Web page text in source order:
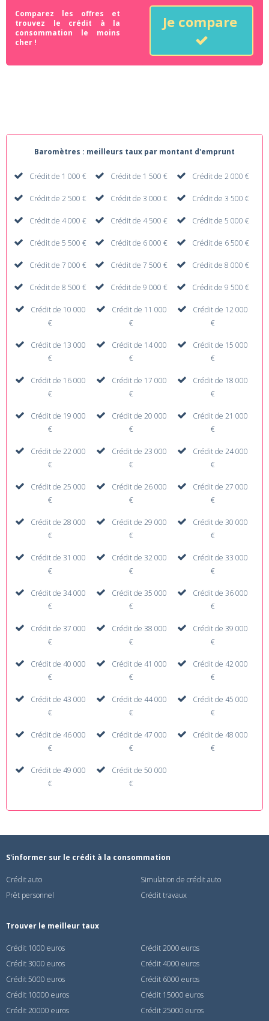
Comparez les offres et
trouvez le crédit à la
consommation le moins
cher !
Je compare
Baromètres : meilleurs taux par montant d'emprunt
Crédit de 1 000 € Crédit de 1 500 € Crédit de 2 000 €
Crédit de 2 500 € Crédit de 3 000 € Crédit de 3 500 €
Crédit de 4 000 € Crédit de 4 500 € Crédit de 5 000 €
Crédit de 5 500 € Crédit de 6 000 € Crédit de 6 500 €
Crédit de 7 000 € Crédit de 7 500 € Crédit de 8 000 €
Crédit de 8 500 € Crédit de 9 000 € Crédit de 9 500 €
Crédit de 10 000
€
Crédit de 11 000
€
Crédit de 12 000
€
Crédit de 13 000
€
Crédit de 14 000
€
Crédit de 15 000
€
Crédit de 16 000
€
Crédit de 17 000
€
Crédit de 18 000
€
Crédit de 19 000
€
Crédit de 20 000
€
Crédit de 21 000
€
Crédit de 22 000
€
Crédit de 23 000
€
Crédit de 24 000
€
Crédit de 25 000
€
Crédit de 26 000
€
Crédit de 27 000
€
Crédit de 28 000
€
Crédit de 29 000
€
Crédit de 30 000
€
Crédit de 31 000
€
Crédit de 32 000
€
Crédit de 33 000
€
Crédit de 34 000
€
Crédit de 35 000
€
Crédit de 36 000
€
Crédit de 37 000
€
Crédit de 38 000
€
Crédit de 39 000
€
Crédit de 40 000
€
Crédit de 41 000
€
Crédit de 42 000
€
Crédit de 43 000
€
Crédit de 44 000
€
Crédit de 45 000
€
Crédit de 46 000
€
Crédit de 47 000
€
Crédit de 48 000
€
Crédit de 49 000
€
Crédit de 50 000
€
S'informer sur le crédit à la consommation
Crédit auto
Simulation de crédit auto
Prêt personnel
Crédit travaux
Trouver le meilleur taux
Crédit 1000 euros
Crédit 2000 euros
Crédit 3000 euros
Crédit 4000 euros
Crédit 5000 euros
Crédit 6000 euros
Crédit 10000 euros
Crédit 15000 euros
Crédit 20000 euros
Crédit 25000 euros